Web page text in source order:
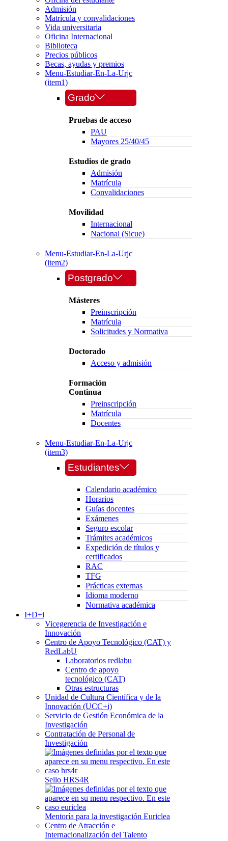
Admisión
Matrícula y convalidaciones
Vida universitaria
Oficina Internacional
Biblioteca
Precios públicos
Becas, ayudas y premios
Menu-Estudiar-En-La-Urjc
(item1)
Grado
Pruebas de acceso
PAU
Mayores 25/40/45
Estudios de grado
Admisión
Matrícula
Convalidaciones
Movilidad
Internacional
Nacional (Sicue)
Menu-Estudiar-En-La-Urjc
(item2)
Postgrado
Másteres
Preinscripción
Matrícula
Solicitudes y Normativa
Doctorado
Acceso y admisión
Formación
Continua
Preinscripción
Matrícula
Docentes
Menu-Estudiar-En-La-Urjc
(item3)
Estudiantes
Calendario académico
Horarios
Guías docentes
Exámenes
Seguro escolar
Trámites académicos
Expedición de títulos y
certificados
RAC
TFG
Prácticas externas
Idioma moderno
Normativa académica
I+D+i
Vicegerencia de Investigación e
Innovación
Centro de Apoyo Tecnológico (CAT) y
RedLabU
Laboratorios redlabu
Centro de apoyo
tecnológico (CAT)
Otras estructuras
Unidad de Cultura Científica y de la
Innovación (UCC+i)
Servicio de Gestión Económica de la
Investigación
Contratación de Personal de
Investigación
Sello HRS4R
Mentoría para la investigación Euriclea
Centro de Atracción e
Internacionalización del Talento